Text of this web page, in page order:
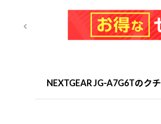
NEXTGEAR JG-A7G6Tのク